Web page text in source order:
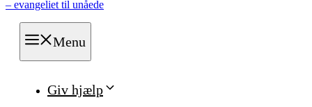
– evangeliet til unåede
Menu
Giv hjælp